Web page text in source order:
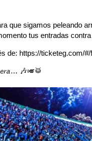
que sigamos peleando
tus entradas
de: https://ticketeg.com/
🎶🎺🥁